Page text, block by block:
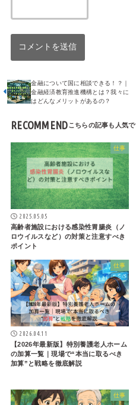
金融について国に相談できる！？｜
金融経済教育推進機構とは？我々に
はどんなメリットがあるの？
RECOMMEND
仕事
2025.05.05
高齢者施設における感染性胃腸炎（ノ
ロウイルスなど）の対策と注意すべき
ポイント
仕事
2026.04.11
【2026年最新版】特別養護老人ホーム
の加算一覧｜現場で“本当に取るべき
加算”と戦略を徹底解説
仕事